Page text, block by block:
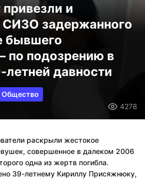
и
СИЗО задержанного
бывшего
по подозрению в
летней давности
Общество
4278
раскрыли жестокое
совершенное в далеком 2006
одна из жертв погибла.
39-летнему Кириллу Присяжнюку,